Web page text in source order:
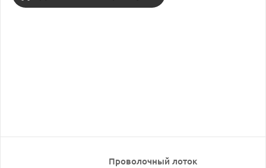
Проволочный лоток